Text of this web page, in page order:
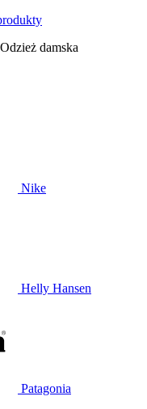
Odzież damska
Nike
Helly Hansen
Patagonia